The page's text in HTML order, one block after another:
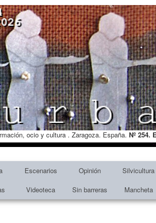
ocio y cultura . Zaragoza. España. Nº 254.
Escenarios Opinión Silvicultura
Videoteca Sin barreras Mancheta